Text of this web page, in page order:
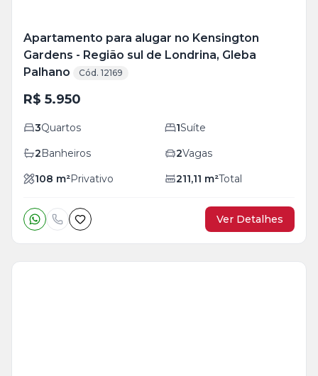
Apartamento para alugar no Kensington
Gardens - Região sul de Londrina, Gleba
Palhano
Cód. 12169
R$ 5.950
3Quartos 1Suíte
2Banheiros 2Vagas
108 m²Privativo 211,11 m²Total
Ver Detalhes